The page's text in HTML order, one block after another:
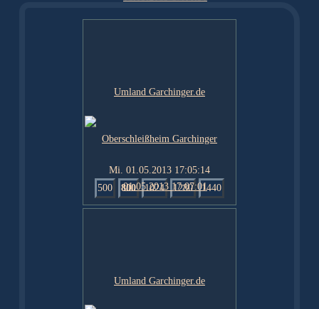
Mi. 01.05.2013 17:05:14
500
800 1024 1280 1440